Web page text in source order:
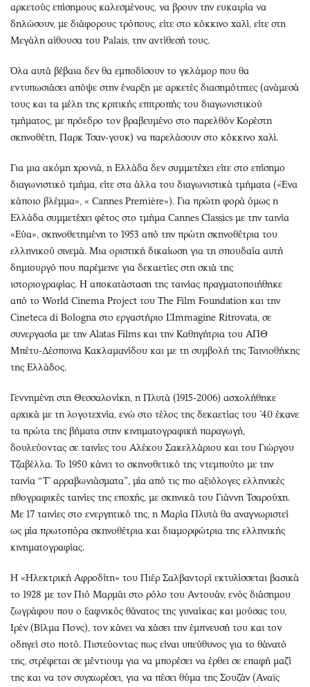
αρκετούς επίσημους καλεσμένους, να βρουν την ευκαιρία να
δηλώσουν, με διάφορους τρόπους, είτε στο κόκκινο χαλί, είτε στη
Μεγάλη αίθουσα του Palais, την αντίθεσή τους.
Όλα αυτά βέβαια δεν θα εμποδίσουν το γκλάμορ που θα
εντυπωσιάσει απόψε στην έναρξη με αρκετές διασημότητες (ανάμεσά
τους και τα μέλη της κριτικής επιτροπής του διαγωνιστικού
τμήματος, με πρόεδρο τον βραβευμένο στο παρελθόν Κορέστη
σκηνοθέτη, Παρκ Τσαν-γουκ) να παρελάσουν στο κόκκινο χαλί.
Για μια ακόμη χρονιά, η Ελλάδα δεν συμμετέχει είτε στο επίσημο
διαγωνιστικό τμήμα, είτε στα άλλα του διαγωνιστικά τμήματα («Ένα
κάποιο βλέμμα», « Cannes Première»). Για πρώτη φορά όμως η
Ελλάδα συμμετέχει φέτος στο τμήμα Cannes Classics με την ταινία
«Εύα», σκηνοθετημένη το 1953 από την πρώτη σκηνοθέτρια του
ελληνικού σινεμά. Μια οριστική δικαίωση για τη σπουδαία αυτή
δημιουργό που παρέμεινε για δεκαετίες στη σκιά της
ιστοριογραφίας. Η αποκατάσταση της ταινίας πραγματοποιήθηκε
από το World Cinema Project του The Film Foundation και την
Cineteca di Bologna στο εργαστήριο L’Immagine Ritrovata, σε
συνεργασία με την Alatas Films και την Καθηγήτρια του ΑΠΘ
Μπέτυ-Δέσποινα Κακλαμανίδου και με τη συμβολή της Ταινιοθήκης
της Ελλάδος.
Γεννημένη στη Θεσσαλονίκη, η Πλυτά (1915-2006) ασχολήθηκε
αρχικά με τη λογοτεχνία, ενώ στο τέλος της δεκαετίας του ’40 έκανε
τα πρώτα της βήματα στην κινηματογραφική παραγωγή,
δουλεύοντας σε ταινίες του Αλέκου Σακελλάριου και του Γιώργου
Τζαβέλλα. Το 1950 κάνει το σκηνοθετικό της ντεμπούτο με την
ταινία “Τ’ αρραβωνιάσματα”, μία από τις πιο αξιόλογες ελληνικές
ηθογραφικές ταινίες της εποχής, με σκηνικά του Γιάννη Τσαρούχη.
Με 17 ταινίες στο ενεργητικό της, η Μαρία Πλυτά θα αναγνωριστεί
ως μία πρωτοπόρα σκηνοθέτρια και διαμορφώτρια της ελληνικής
κινηματογραφίας.
Η «Ηλεκτρική Αφροδίτη» του Πιέρ Σαλβαντορί εκτυλίσσεται βασικά
το 1928 με τον Πιό Μαρμάι στο ρόλο του Αντουάν, ενός διάσημου
ζωγράφου που ο ξαφνικός θάνατος της γυναίκας και μούσας του,
Ιρέν (Βίλμα Πονς), τον κάνει να χάσει την έμπνευσή του και τον
οδηγεί στο ποτό. Πιστεύοντας πως είναι υπεύθυνος για το θάνατό
της, στρέφεται σε μέντιουμ για να μπορέσει να έρθει σε επαφή μαζί
της και να τον συγχωρέσει, για να πέσει θύμα της Σουζάν (Αναϊς